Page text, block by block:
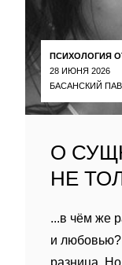
ПСИХОЛОГИЯ
28 ИЮНЯ 2026
БАСАНСКИЙ
О
НЕ
...в чём же
и
разница.